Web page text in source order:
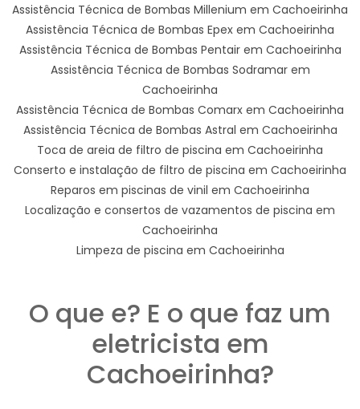
Assistência Técnica de Bombas Millenium em Cachoeirinha
Assistência Técnica de Bombas Epex em Cachoeirinha
Assistência Técnica de Bombas Pentair em Cachoeirinha
Assistência Técnica de Bombas Sodramar em
Cachoeirinha
Assistência Técnica de Bombas Comarx em Cachoeirinha
Assistência Técnica de Bombas Astral em Cachoeirinha
Toca de areia de filtro de piscina em Cachoeirinha
Conserto e instalação de filtro de piscina em Cachoeirinha
Reparos em piscinas de vinil em Cachoeirinha
Localização e consertos de vazamentos de piscina em
Cachoeirinha
Limpeza de piscina em Cachoeirinha
O que e? E o que faz um
eletricista em
Cachoeirinha?